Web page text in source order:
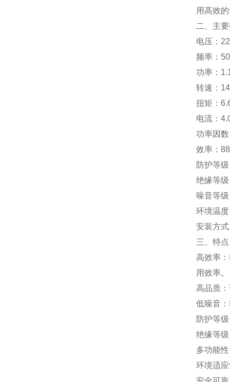
用高效
二、主
电压：
频率：
功率：
转速：
扭矩：
电流：
功率因
效率：
防护等
绝缘等
噪音等
环境温
安装方
三、特点
高效率
用效率。
高品质
低噪音
防护等
绝缘等
多功能
环境适